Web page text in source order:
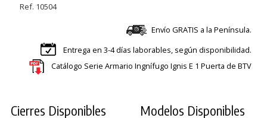
Ref. 10504
Envío GRATIS a la Península.
Entrega en 3-4 días laborables, según disponibilidad.
Catálogo Serie Armario Ingnífugo Ignis E 1 Puerta de BTV
Cierres Disponibles Modelos Disponibles